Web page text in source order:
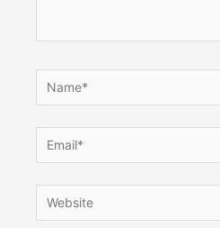
Name*
Email*
Website